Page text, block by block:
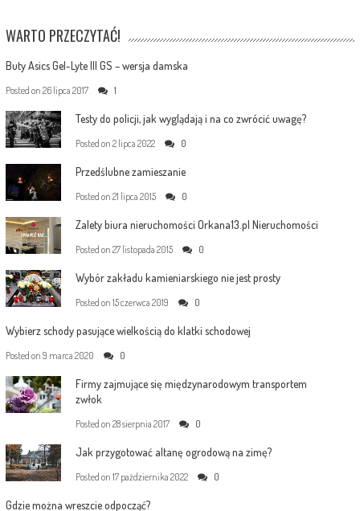
WARTO PRZECZYTAĆ!
Buty Asics Gel-Lyte III GS – wersja damska
Posted on 26 lipca 2017 1
Testy do policji, jak wyglądają i na co zwrócić uwagę?
Posted on 2 lipca 2022 0
Przedślubne zamieszanie
Posted on 21 lipca 2015 0
Zalety biura nieruchomości Orkana13.pl Nieruchomości
Posted on 27 listopada 2015 0
Wybór zakładu kamieniarskiego nie jest prosty
Posted on 15 czerwca 2019 0
Wybierz schody pasujące wielkością do klatki schodowej
Posted on 9 marca 2020 0
Firmy zajmujące się międzynarodowym transportem
zwłok
Posted on 28 sierpnia 2017 0
Jak przygotować altanę ogrodową na zimę?
Posted on 17 października 2022 0
Gdzie można wreszcie odpocząć?